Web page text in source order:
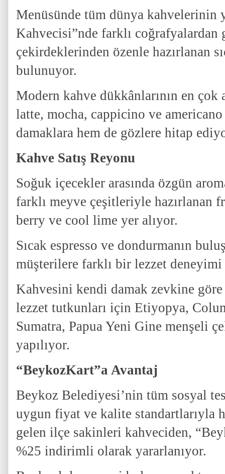
Menüsünde tüm dünya kahvelerinin
Kahvecisi”nde farklı coğrafyalardan
çekirdeklerinden özenle hazırlanan
bulunuyor.
Modern kahve dükkânlarının en çok
latte, mocha, cappicino ve
damaklara hem de gözlere hitap
Kahve Satış Reyonu
Soğuk içecekler arasında özgün
farklı meyve çeşitleriyle hazırlanan
berry ve cool lime yer alıyor.
Sıcak espresso ve dondurmanın
müşterilere farklı bir lezzet deneyimi
Kahvesini kendi damak zevkine göre
lezzet tutkunları için Etiyopya,
Sumatra, Papua Yeni Gine menşeli
yapılıyor.
“BeykozKart”a Avantaj
Beykoz Belediyesi’nin tüm sosyal
uygun fiyat ve kalite standartlarıyla
gelen ilçe sakinleri kahveciden,
%25 indirimli olarak yararlanıyor.